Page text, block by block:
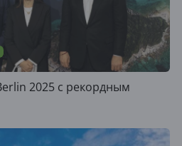
2025 с рекордным